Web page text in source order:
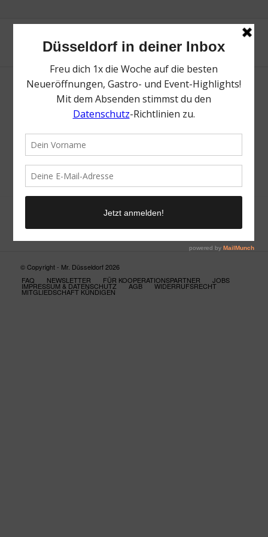
Neue Suche
Suchergebnis nicht zufriedenstellend? Versuche es mal mit
einem Wortteil oder einer anderen Schreibweise.
© Copyright - Mr. Düsseldorf 2026
FAQ
NEWSLETTER FÜR KOOPERATIONSPARTNER JOBS
IMPRESSUM & DATENSCHUTZ AGB WIDERRUFSRECHT
MITGLIEDSCHAFT KÜNDIGEN